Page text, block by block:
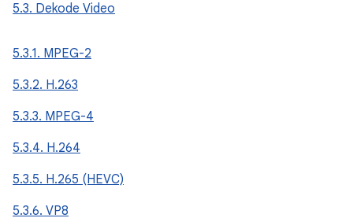
5.3. Dekode Video
5.3.1. MPEG-2
5.3.2. H.263
5.3.3. MPEG-4
5.3.4. H.264
5.3.5. H.265 (HEVC)
5.3.6. VP8